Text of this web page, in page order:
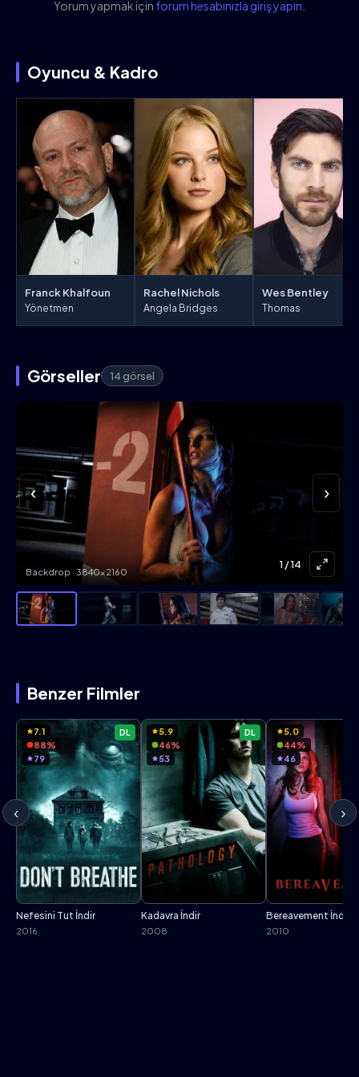
Yorum yapmak için forum hesabınızla giriş yapın
Oyuncu & Kadro
Franck Khalfoun
Yönetmen
Rachel Nichols
Angela Bridges
Wes Bentley
Thomas
Görseller 14 görsel
‹
Backdrop · 3840×2160
›
1 / 14
Benzer Filmler
‹
DL
7.1
88%
79
Nefesini Tut İndir
2016
DL
5.9
46%
53
Kadavra İndir
2008
5.0
44%
46
Bereavement İndir
2010
›